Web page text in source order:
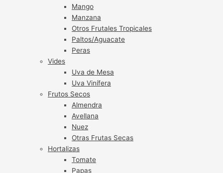
Mango
Manzana
Otros Frutales Tropicales
Paltos/Aguacate
Peras
Vides
Uva de Mesa
Uva Vinífera
Frutos Secos
Almendra
Avellana
Nuez
Otras Frutas Secas
Hortalizas
Tomate
Papas